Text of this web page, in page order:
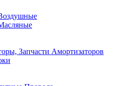
Запчасти Амортизаторов